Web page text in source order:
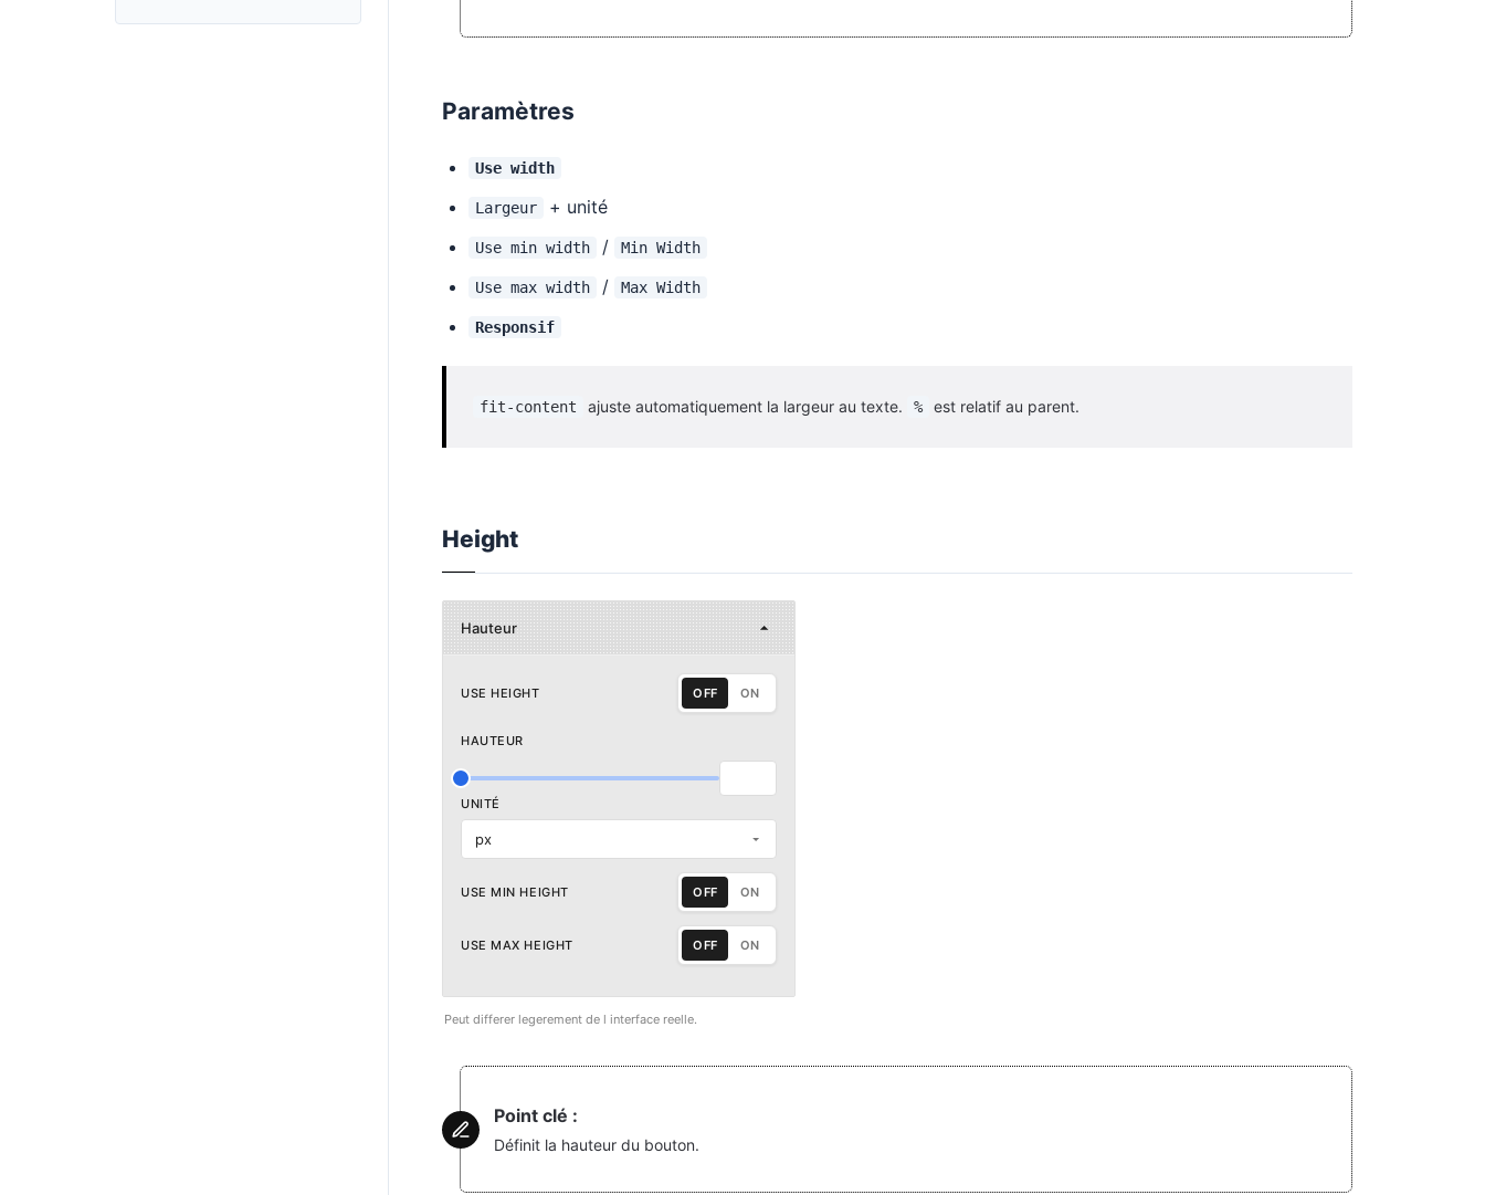
Paramètres
Use width
Largeur + unité
Use min width / Min Width
Use max width / Max Width
Responsif
fit-content ajuste automatiquement la largeur au texte. % est relatif au parent.
Height
Hauteur
USE HEIGHT OFF ON
HAUTEUR
UNITÉ
px
USE MIN HEIGHT OFF ON
USE MAX HEIGHT OFF ON
Peut differer legerement de l interface reelle.
Point clé :
Définit la hauteur du bouton.